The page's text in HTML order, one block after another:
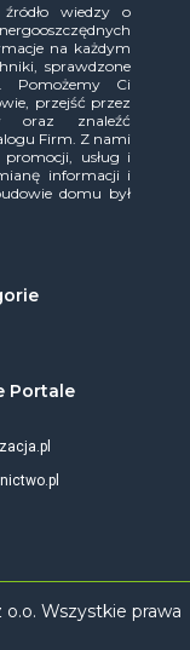
wiedzy o
na każdym
sprawdzone
Pomożemy Ci
przejść przez
oraz znaleźć
Firm. Z nami
usług i
informacji i
domu był
Portale
Wszystkie prawa